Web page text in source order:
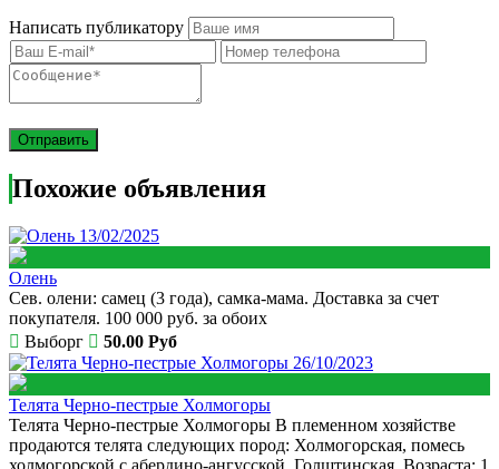
Написать публикатору
What
to
What
to
buy
Fill
Похожие объявления
13/02/2025
Олень
Сев. олени: самец (3 года), самка-мама. Доставка за счет
покупателя. 100 000 руб. за обоих
Выборг
50.00 Руб
26/10/2023
Телята Черно-пестрые Холмогоры
Телята Черно-пестрые Холмогоры В племенном хозяйстве
продаются телята следующих пород: Холмогорская, помесь